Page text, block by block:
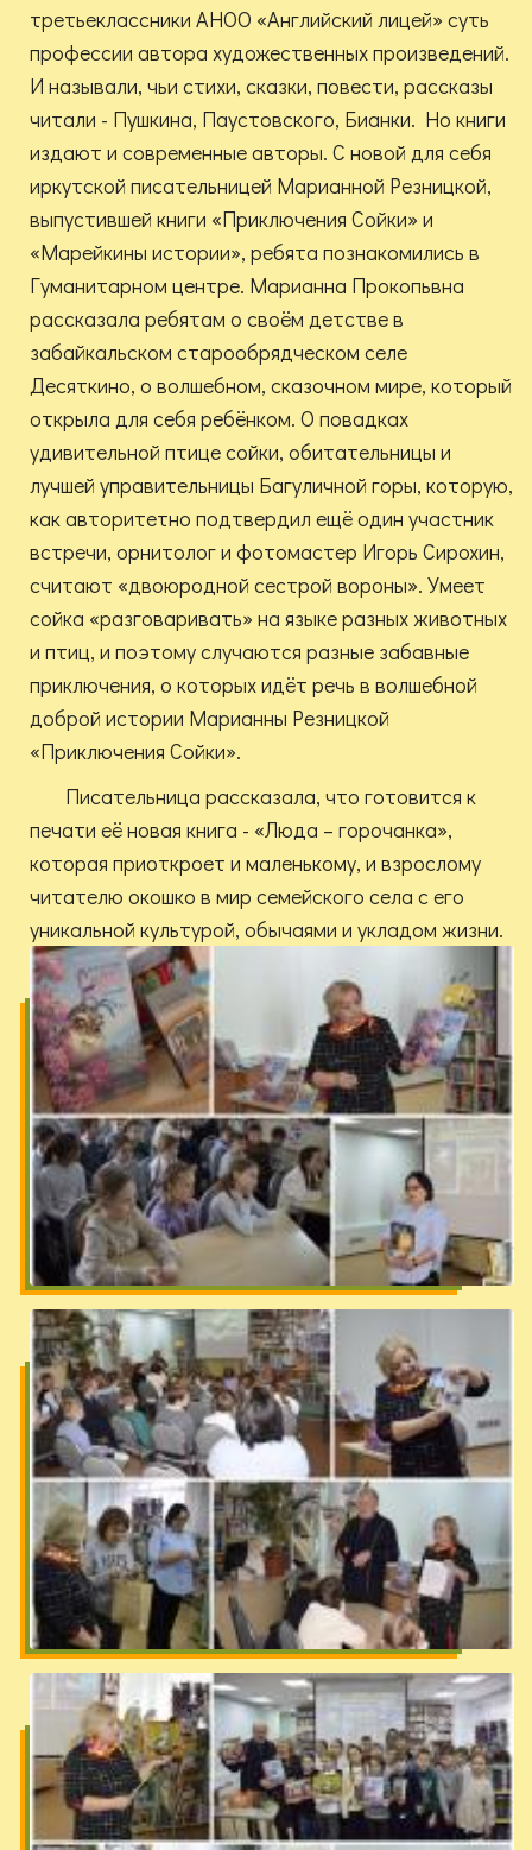
третьеклассники АНОО «Английский лицей» суть
профессии автора художественных произведений.
И называли, чьи стихи, сказки, повести, рассказы
читали - Пушкина, Паустовского, Бианки. Но книги
издают и современные авторы. С новой для себя
иркутской писательницей Марианной Резницкой,
выпустившей книги «Приключения Сойки» и
«Марейкины истории», ребята познакомились в
Гуманитарном центре. Марианна Прокопьвна
рассказала ребятам о своём детстве в
забайкальском старообрядческом селе
Десяткино, о волшебном, сказочном мире, который
открыла для себя ребёнком. О повадках
удивительной птице сойки, обитательницы и
лучшей управительницы Багуличной горы, которую,
как авторитетно подтвердил ещё один участник
встречи, орнитолог и фотомастер Игорь Сирохин,
считают «двоюродной сестрой вороны». Умеет
сойка «разговаривать» на языке разных животных
и птиц, и поэтому случаются разные забавные
приключения, о которых идёт речь в волшебной
доброй истории Марианны Резницкой
«Приключения Сойки».
Писательница рассказала, что готовится к
печати её новая книга - «Люда – горочанка»,
которая приоткроет и маленькому, и взрослому
читателю окошко в мир семейского села с его
уникальной культурой, обычаями и укладом жизни.